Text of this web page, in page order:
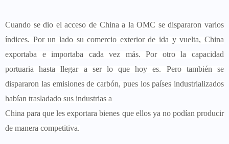
Cuando se dio el acceso de China a la OMC se dispararon varios
índices. Por un lado su comercio exterior de ida y vuelta, China
exportaba e importaba cada vez más. Por otro la capacidad
portuaria hasta llegar a ser lo que hoy es. Pero también se
dispararon las emisiones de carbón, pues los países industrializados
habían trasladado sus industrias a
China para que les exportara bienes que ellos ya no podían producir
de manera competitiva.